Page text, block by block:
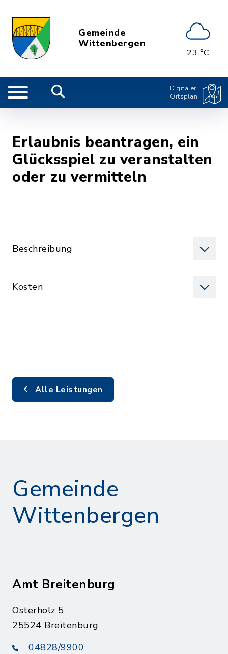
Gemeinde
Wittenbergen
23 °C
Digitaler
Ortsplan
Erlaubnis beantragen, ein
Glücksspiel zu veranstalten
oder zu vermitteln
Beschreibung
Kosten
Alle Leistungen
Gemeinde
Wittenbergen
Amt Breitenburg
Osterholz 5
25524 Breitenburg
04828/9900